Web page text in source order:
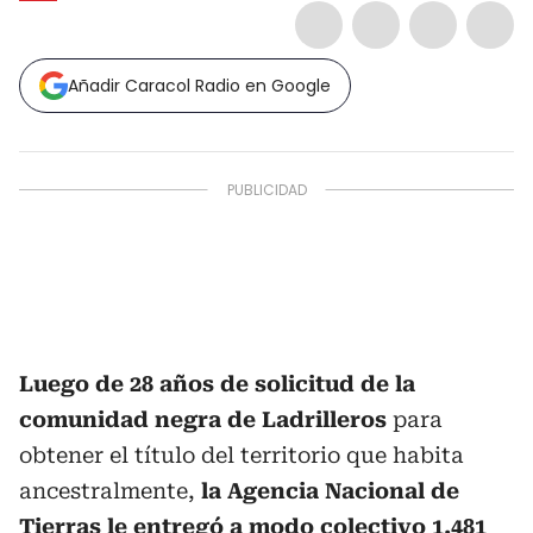
Añadir Caracol Radio en Google
Luego de 28 años de solicitud de la
comunidad negra de Ladrilleros para
obtener el título del territorio que habita
ancestralmente, la Agencia Nacional de
Tierras le entregó a modo colectivo 1.481